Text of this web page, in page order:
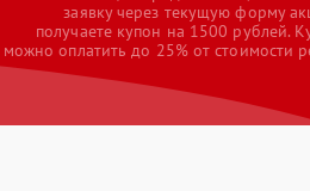
заявку через текущую форму
получаете купон на 1500 рублей.
можно оплатить до 25% от стоимости